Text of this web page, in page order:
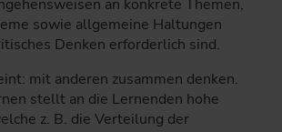
an konkrete Themen,
sowie allgemeine Haltungen
Denken erforderlich sind.
mit anderen zusammen denken.
stellt an die Lernenden hohe
z. B. die Verteilung der